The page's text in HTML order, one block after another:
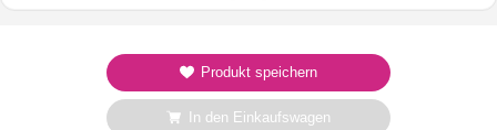
Produkt speichern
In den Einkaufswagen